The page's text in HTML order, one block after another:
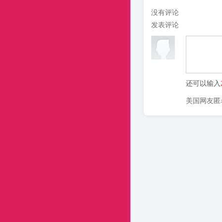
没有评论
发表评论
还可以输入
美国网友